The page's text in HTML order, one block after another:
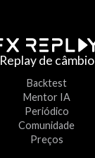
Replay de câmbio
Backtest
Mentor IA
Periódico
Comunidade
Preços